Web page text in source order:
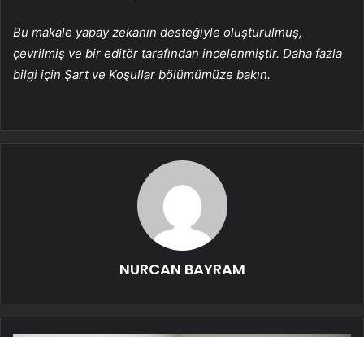
Bu makale yapay zekanın desteğiyle oluşturulmuş,
çevrilmiş ve bir editör tarafından incelenmiştir. Daha fazla
bilgi için Şart ve Koşullar bölümümüze bakın.
NURCAN BAYRAM